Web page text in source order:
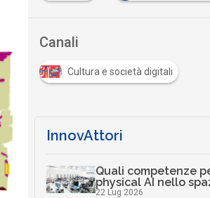
Canali
Cultura e società digitali
InnovAttori
Quali competenze
physical AI nello
22 Lug 2026